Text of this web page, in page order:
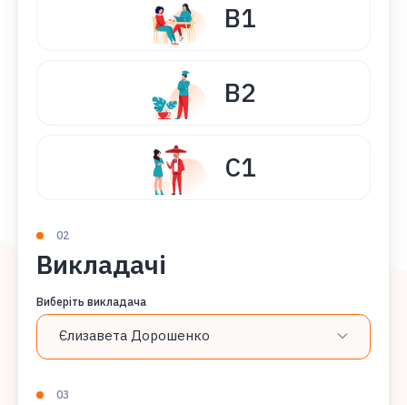
B1
B2
C1
02
Викладачі
Виберіть викладача
03